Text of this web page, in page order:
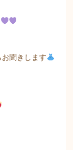
聞きします